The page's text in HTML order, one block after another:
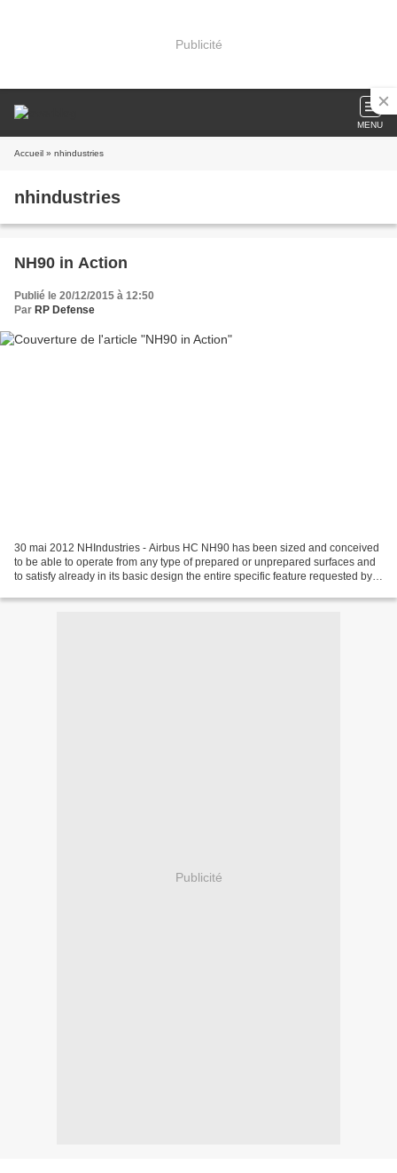
Publicité
MENU
Accueil » nhindustries
nhindustries
NH90 in Action
Publié le 20/12/2015 à 12:50
Par RP Defense
30 mai 2012 NHIndustries - Airbus HC NH90 has been sized and conceived
to be able to operate from any type of prepared or unprepared surfaces and
to satisfy already in its basic design the entire specific feature requested by
Publicité